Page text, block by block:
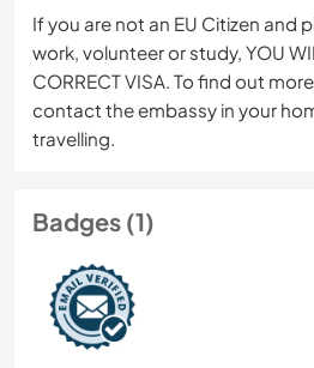
If you are not an EU Citizen and
work, volunteer or study, YOU
CORRECT VISA. To find out
contact the embassy in your
travelling.
Badges (1)